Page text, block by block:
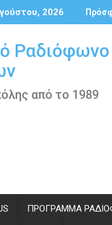
2026
Ραδιόφωνο
από το 1989
ΠΡΌΓΡΑΜΜΑ